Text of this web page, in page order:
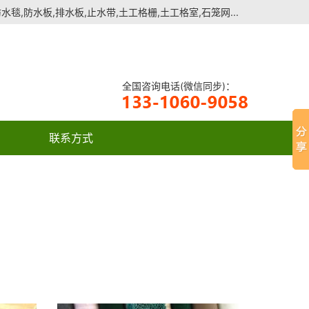
毯,防水板,排水板,止水带,土工格栅,土工格室,石笼网...
全国咨询电话(微信同步)：
联系方式